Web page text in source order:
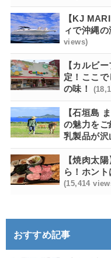
【KJ
ィで沖縄の
views)
【カルビ
定！ここ
の味！
【石垣島
の魅力をご
乳製品が沢
【焼肉太
ら！ホン
(15,414
おすすめ記事